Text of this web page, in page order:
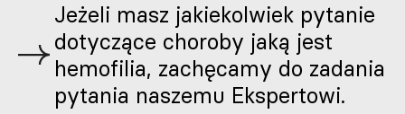
Jeżeli masz jakiekolwiek pytanie
dotyczące choroby jaką jest
hemofilia, zachęcamy do zadania
pytania naszemu Ekspertowi.